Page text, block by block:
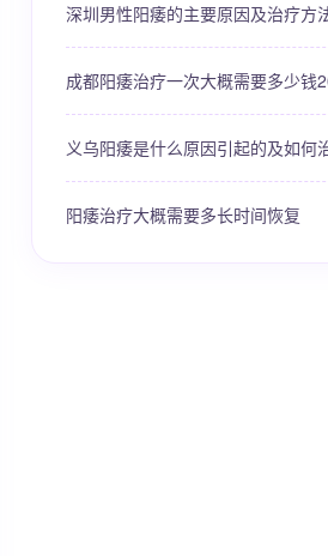
深圳男性阳痿的主要原因及治疗方
成都阳痿治疗一次大概需要多少钱
义乌阳痿是什么原因引起的及如何
阳痿治疗大概需要多长时间恢复